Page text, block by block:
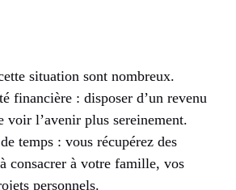
situation sont nombreux.
financière : disposer d’un revenu
voir l’avenir plus sereinement.
temps : vous récupérez des
consacrer à votre famille, vos
personnels.